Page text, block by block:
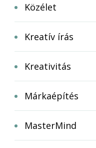
Közélet
Kreatív írás
Kreativitás
Márkaépítés
MasterMind